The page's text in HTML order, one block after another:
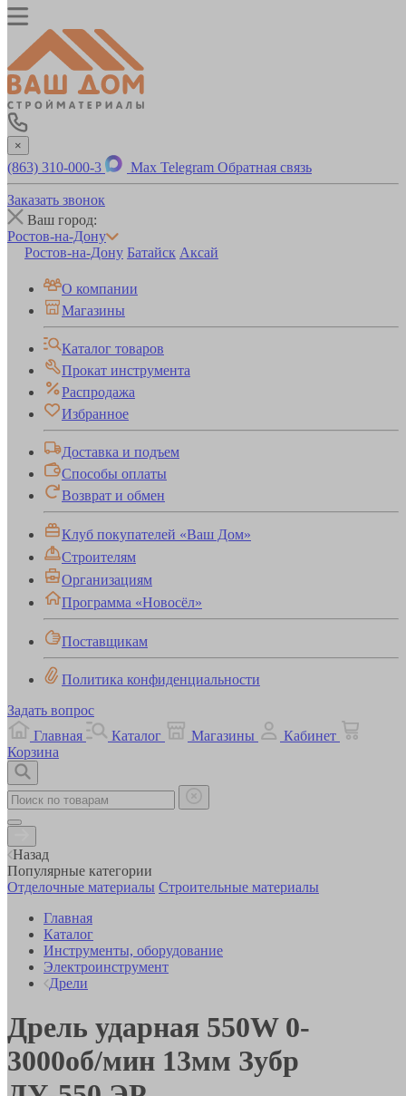
×
(863) 310-000-3 Max Telegram Обратная связь
Заказать звонок
Ваш город:
Ростов-на-Дону
Ростов-на-Дону Батайск Аксай
О компании
Магазины
Каталог товаров
Прокат инструмента
Распродажа
Избранное
Доставка и подъем
Способы оплаты
Возврат и обмен
Клуб покупателей «Ваш Дом»
Строителям
Организациям
Программа «Новосёл»
Поставщикам
Политика конфиденциальности
Задать вопрос
Главная
Каталог Магазины
Кабинет
Корзина
Назад
Популярные категории
Отделочные материалы Строительные материалы
Главная
Каталог
Инструменты, оборудование
Электроинструмент
Дрели
Дрель ударная 550W 0-
3000об/мин 13мм Зубр